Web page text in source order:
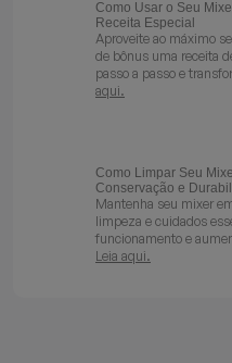
Como Usar o Seu
Receita Especial
Aproveite ao máximo
de bônus uma receita
passo a passo e
aqui.
Como Limpar Seu
Conservação e
Mantenha seu mixer
limpeza e cuidados
funcionamento e
Leia aqui.